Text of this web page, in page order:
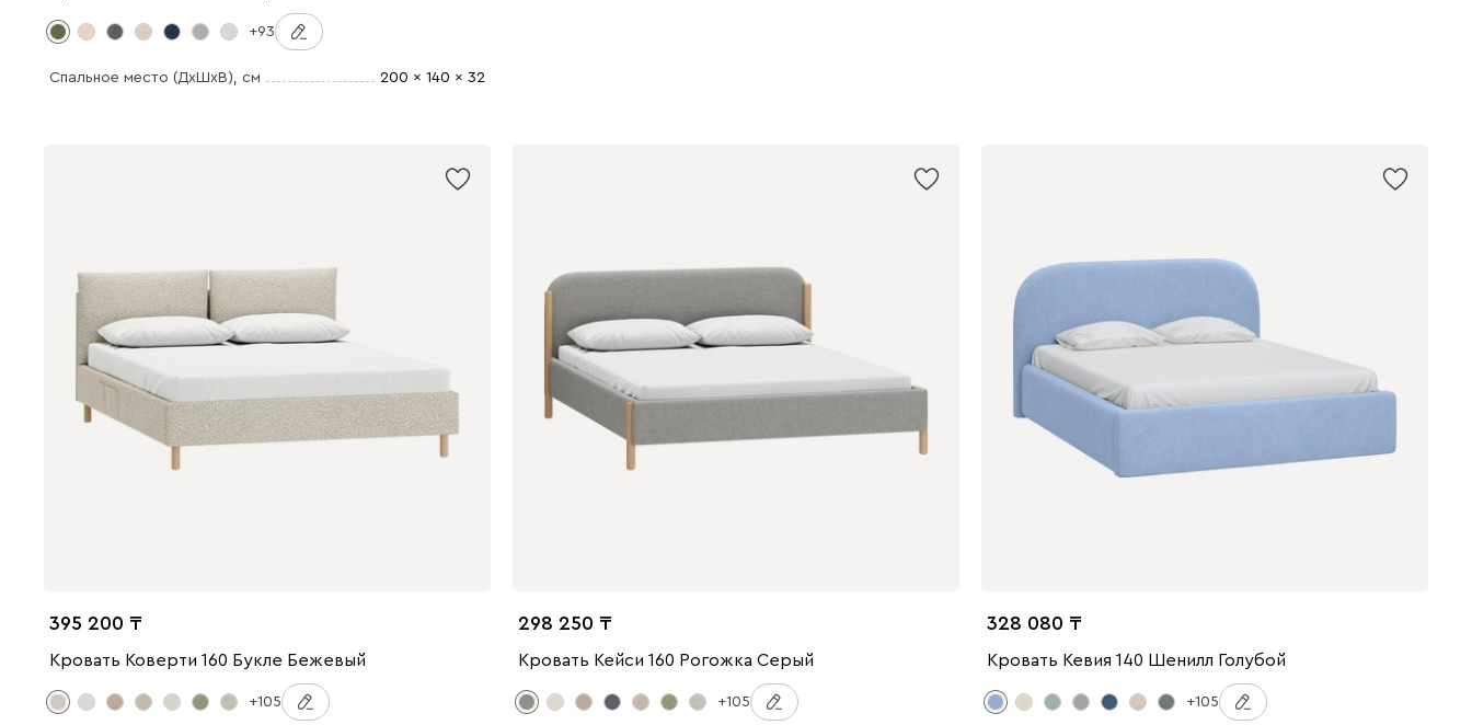
+93
Спальное место (ДхШхВ), см 200 x 140 x 32
395 200
Кровать Коверти 160 Букле Бежевый
+105
298 250
Кровать Кейси 160 Рогожка Серый
+105
328 080
Кровать Кевия 140 Шенилл Голубой
+105